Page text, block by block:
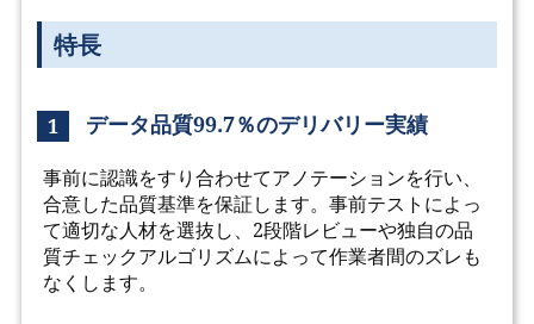
特長
1 データ品質99.7％のデリバリー実績
事前に認識をすり合わせてアノテーションを行い、
合意した品質基準を保証します。事前テストによっ
て適切な人材を選抜し、2段階レビューや独自の品
質チェックアルゴリズムによって作業者間のズレも
なくします。